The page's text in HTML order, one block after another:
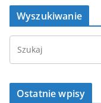
Wyszukiwanie
Ostatnie wpisy